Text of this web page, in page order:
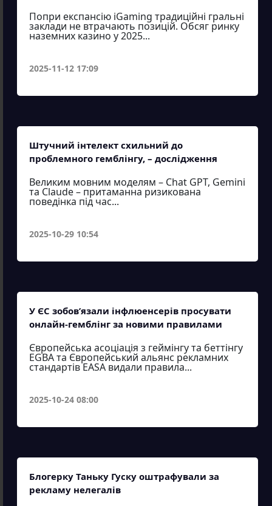
Попри експансію iGaming традиційні гральні
заклади не втрачають позицій. Обсяг ринку
наземних казино у 2025...
2025-11-12 17:09
Штучний інтелект схильний до
проблемного гемблінгу, – дослідження
Великим мовним моделям – Chat GPT, Gemini
та Claude – притаманна ризикована
поведінка під час...
2025-10-29 10:54
У ЄС зобов’язали інфлюенсерів просувати
онлайн-гемблінг за новими правилами
Європейська асоціація з геймінгу та беттінгу
EGBA та Європейський альянс рекламних
стандартів EASA видали правила...
2025-10-24 08:00
Блогерку Таньку Гуску оштрафували за
рекламу нелегалів